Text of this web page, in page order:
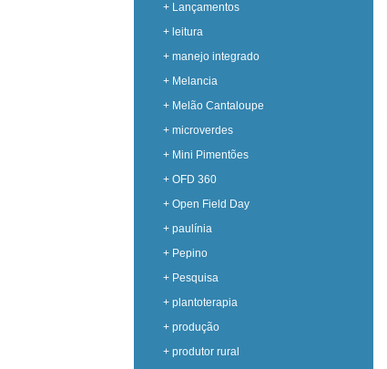
+ Lançamentos
+ leitura
+ manejo integrado
+ Melancia
+ Melão Cantaloupe
+ microverdes
+ Mini Pimentões
+ OFD 360
+ Open Field Day
+ paulínia
+ Pepino
+ Pesquisa
+ plantoterapia
+ produção
+ produtor rural